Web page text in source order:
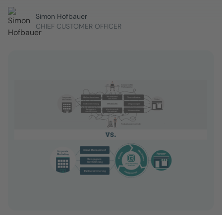
Simon Hofbauer
CHIEF CUSTOMER OFFICER